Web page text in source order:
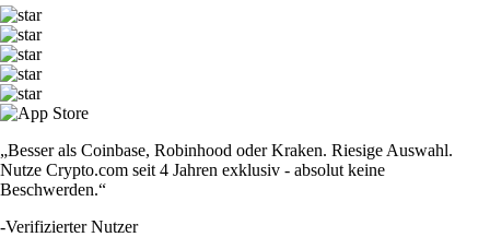
„Besser als Coinbase, Robinhood oder Kraken. Riesige Auswahl.
Nutze Crypto.com seit 4 Jahren exklusiv - absolut keine
Beschwerden.“
-Verifizierter Nutzer